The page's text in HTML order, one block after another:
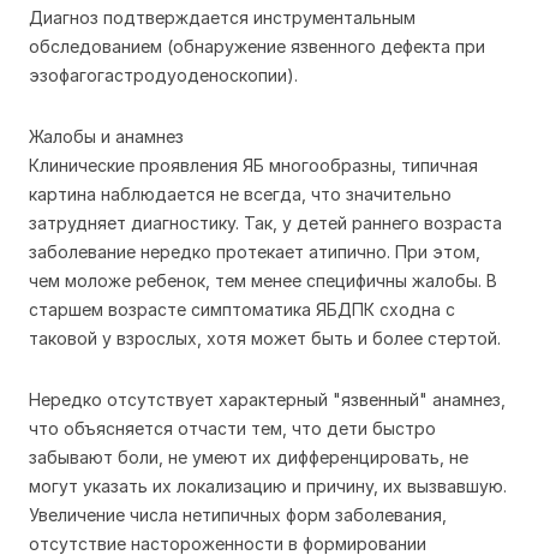
Диагноз подтверждается инструментальным
обследованием (обнаружение язвенного дефекта при
эзофагогастродуоденоскопии).
Жалобы и анамнез
Клинические проявления ЯБ многообразны, типичная
картина наблюдается не всегда, что значительно
затрудняет диагностику. Так, у детей раннего возраста
заболевание нередко протекает атипично. При этом,
чем моложе ребенок, тем менее специфичны жалобы. В
старшем возрасте симптоматика ЯБДПК сходна с
таковой у взрослых, хотя может быть и более стертой.
Нередко отсутствует характерный "язвенный" анамнез,
что объясняется отчасти тем, что дети быстро
забывают боли, не умеют их дифференцировать, не
могут указать их локализацию и причину, их вызвавшую.
Увеличение числа нетипичных форм заболевания,
отсутствие настороженности в формировании